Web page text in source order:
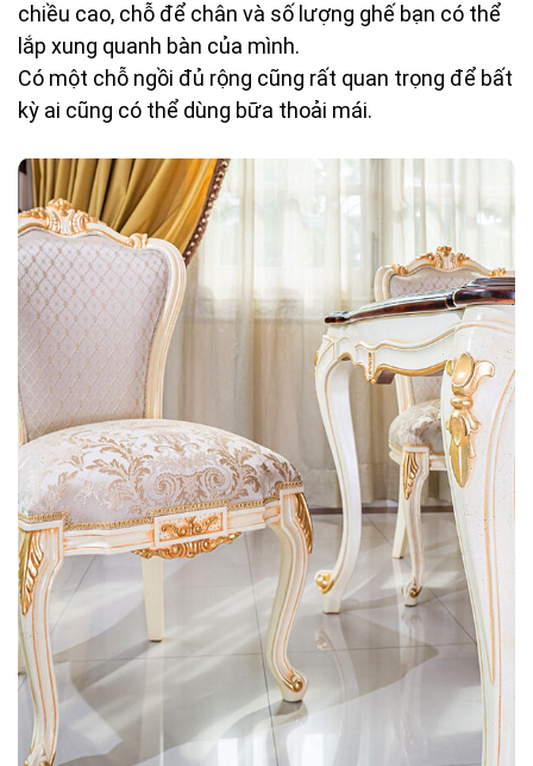
chiều cao, chỗ để chân và số lượng ghế bạn có thể
lắp xung quanh bàn của mình.
Có một chỗ ngồi đủ rộng cũng rất quan trọng để bất
kỳ ai cũng có thể dùng bữa thoải mái.